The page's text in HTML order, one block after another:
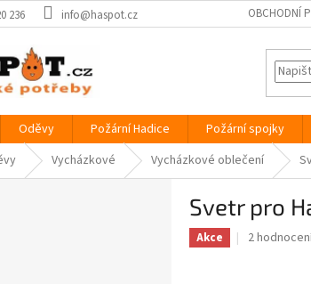
236 info@haspot.cz OBCHODNÍ
Oděvy Požární Hadice Požární spojky
Vycházkové Vycházkové oblečení
Svetr pro
Akce
Průměrné
2